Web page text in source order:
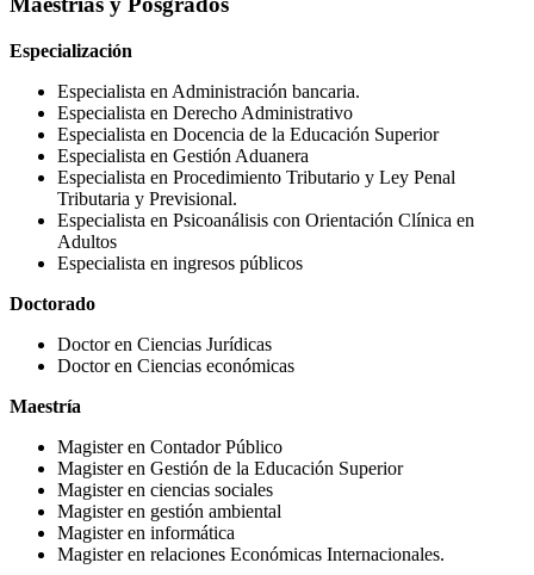
Especialización
Especialista en Administración bancaria.
Especialista en Derecho Administrativo
Especialista en Docencia de la Educación Superior
Especialista en Gestión Aduanera
Especialista en Procedimiento Tributario y Ley Penal
Tributaria y Previsional.
Especialista en Psicoanálisis con Orientación Clínica en
Adultos
Especialista en ingresos públicos
Doctorado
Doctor en Ciencias Jurídicas
Doctor en Ciencias económicas
Maestría
Magister en Contador Público
Magister en Gestión de la Educación Superior
Magister en ciencias sociales
Magister en gestión ambiental
Magister en informática
Magister en relaciones Económicas Internacionales.